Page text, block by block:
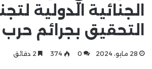
الجنائية الدولية
التحقيق بجرائم حرب
28 مايو، 2024 0
374